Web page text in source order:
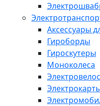
Аксессуары
Гироборды
Гироскутеры
Моноколеса